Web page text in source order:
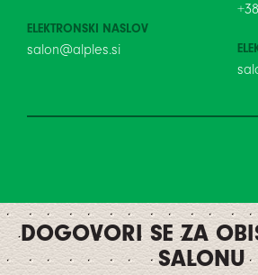
ELEKTRONSKI NASLOV
salon@alples.si
DOGOVORI SE ZA
SALONU